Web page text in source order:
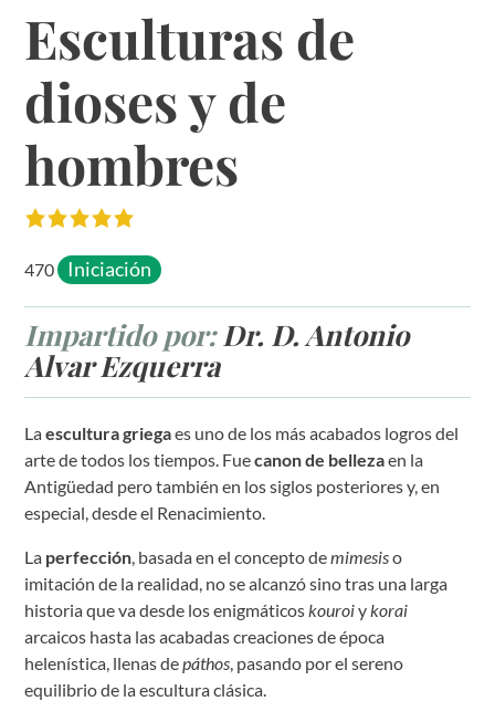
Esculturas de
dioses y de
hombres
470 Iniciación
Impartido por: Dr. D. Antonio
Alvar Ezquerra
Laescultura griegaes uno de los más acabados logros del
arte de todos los tiempos. Fuecanon de bellezaen la
Antigüedad pero también en los siglos posteriores y, en
especial, desde el Renacimiento.
La perfección , basada en el concepto demimesiso
imitación de la realidad, no se alcanzó sino tras una larga
historia que va desde los enigmáticos kouroiy korai
arcaicos hasta las acabadas creaciones de época
helenística, llenas de páthos , pasando por el sereno
equilibrio de la escultura clásica.